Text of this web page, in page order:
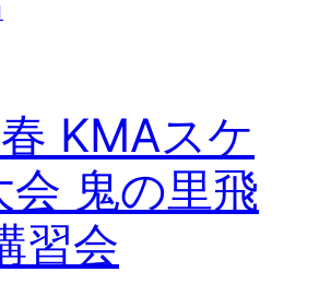
KMAスケ
会 鬼の里飛
習会